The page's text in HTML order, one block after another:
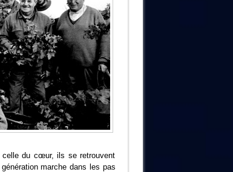
du cœur, ils se retrouvent
marche dans les pas